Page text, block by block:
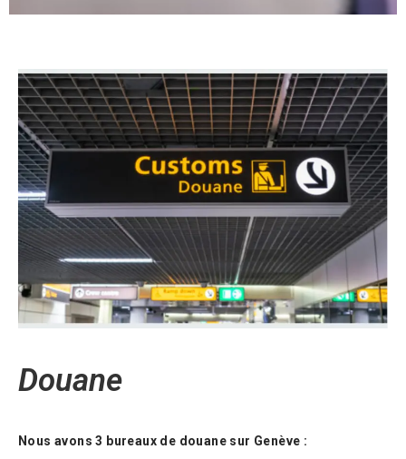
Douane
Nous avons 3 bureaux de douane sur Genève :